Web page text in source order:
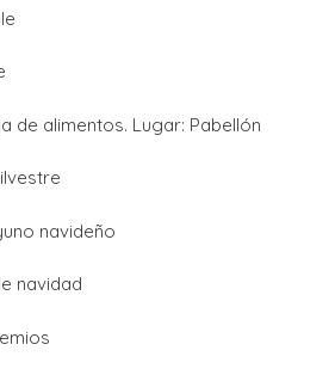
de alimentos. Lugar: Pabellón
navideño
navidad